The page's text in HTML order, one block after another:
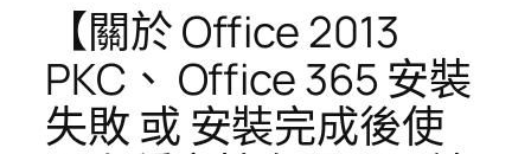
【關於 Office 2013
PKC、 Office 365 安裝
失敗 或 安裝完成後使